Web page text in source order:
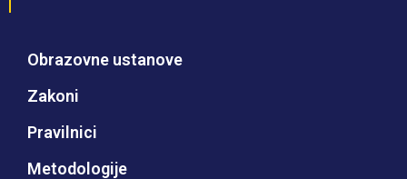
Obrazovne ustanove
Zakoni
Pravilnici
Metodologije